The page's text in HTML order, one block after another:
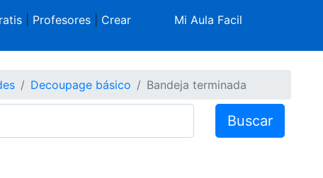
| Profesores| Crear
Mi Aula Facil
Decoupage básico Bandeja terminada
Buscar